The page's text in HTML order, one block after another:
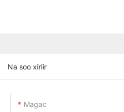
Na soo xiriir
Magac